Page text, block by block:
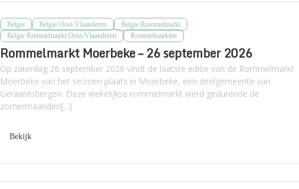
Belgie Belgie Oost-Vlaanderen
Belgie Rommelmarkt
Belgie Rommelmarkt Oost-Vlaanderen
Rommelmarkten
Rommelmarkt Moerbeke – 26 september 2026
Op zaterdag 26 september 2026 vindt de laatste editie van de Rommelmarkt
Moerbeke van het seizoen plaats in Moerbeke, een deelgemeente van
Geraardsbergen. Deze wekelijkse rommelmarkt werd gedurende de
zomermaanden[...]
Bekijk